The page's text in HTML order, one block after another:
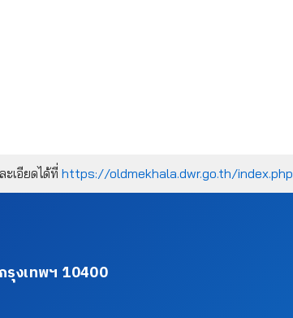
เอียดได้ที่ https://oldmekhala.dwr.go.th/index.php
รุงเทพฯ 10400